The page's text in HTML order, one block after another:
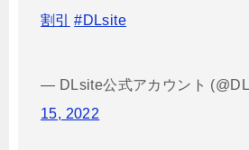
割引
#DLsite
— DLsite公式アカウント
15, 2022